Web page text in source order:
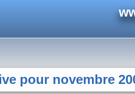
pour novembre